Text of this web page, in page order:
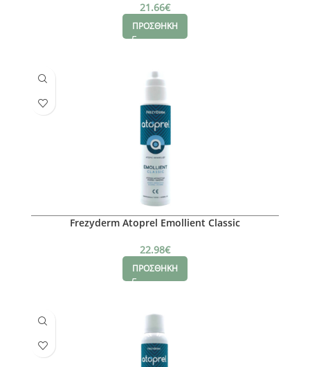
21.66€
ΠΡΟΣΘΗΚΗ
Frezyderm Atoprel Emollient Classic
22.98€
ΠΡΟΣΘΗΚΗ